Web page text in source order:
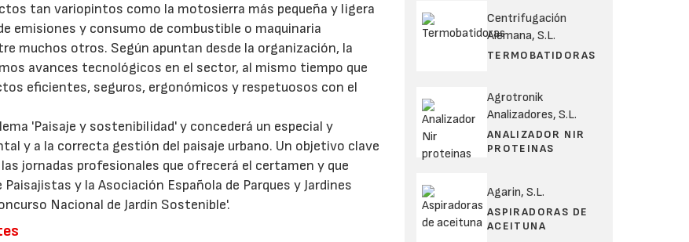
tan variopintos como la motosierra más pequeña y ligera
emisiones y consumo de combustible o maquinaria
muchos otros. Según apuntan desde la organización, la
avances tecnológicos en el sector, al mismo tiempo que
eficientes, seguros, ergonómicos y respetuosos con el
'Paisaje y sostenibilidad' y concederá un especial y
y a la correcta gestión del paisaje urbano. Un objetivo clave
jornadas profesionales que ofrecerá el certamen y que
y la Asociación Española de Parques y Jardines
Nacional de Jardín Sostenible'.
Centrifugación
Alemana, S.L.
TERMOBATIDORAS
Agrotronik
Analizadores, S.L.
ANALIZADOR NIR
PROTEINAS
Agarin, S.L.
ASPIRADORAS DE
ACEITUNA